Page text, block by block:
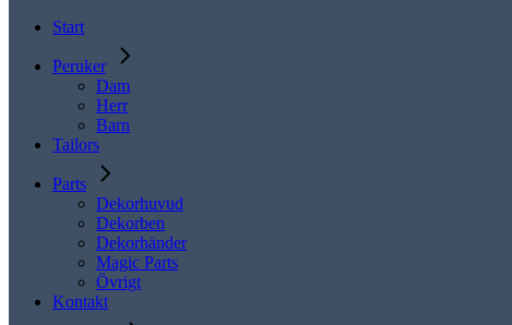
Start
Peruker
Dam
Herr
Barn
Tailors
Parts
Dekorhuvud
Dekorben
Dekorhänder
Magic Parts
Övrigt
Kontakt